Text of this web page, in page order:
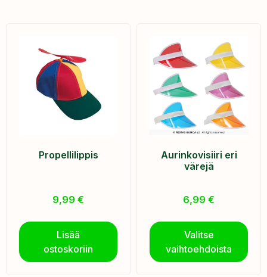
Propellilippis
9,99 €
Lisää
ostoskoriin
Aurinkovisiiri eri
värejä
6,99 €
Valitse
vaihtoehdoista